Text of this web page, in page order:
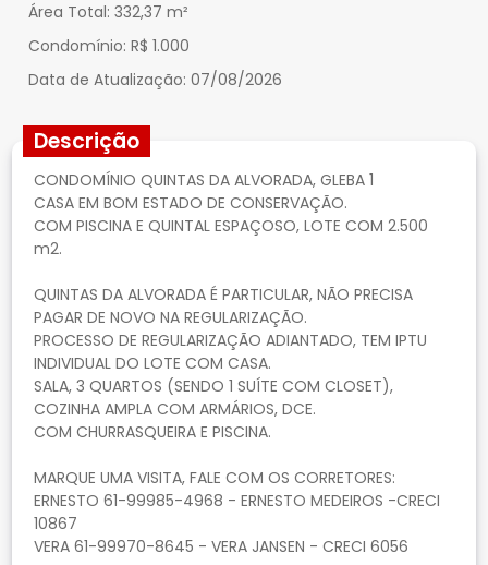
Área Total: 332,37 m²
Condomínio: R$ 1.000
Data de Atualização: 07/08/2026
Descrição
CONDOMÍNIO QUINTAS DA ALVORADA, GLEBA 1
CASA EM BOM ESTADO DE CONSERVAÇÃO.
COM PISCINA E QUINTAL ESPAÇOSO, LOTE COM 2.500
m2.
QUINTAS DA ALVORADA É PARTICULAR, NÃO PRECISA
PAGAR DE NOVO NA REGULARIZAÇÃO.
PROCESSO DE REGULARIZAÇÃO ADIANTADO, TEM IPTU
INDIVIDUAL DO LOTE COM CASA.
SALA, 3 QUARTOS (SENDO 1 SUÍTE COM CLOSET),
COZINHA AMPLA COM ARMÁRIOS, DCE.
COM CHURRASQUEIRA E PISCINA.
MARQUE UMA VISITA, FALE COM OS CORRETORES:
ERNESTO 61-99985-4968 - ERNESTO MEDEIROS -CRECI
10867